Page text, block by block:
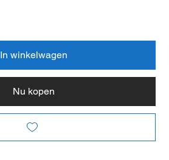
In winkelwagen
Nu kopen